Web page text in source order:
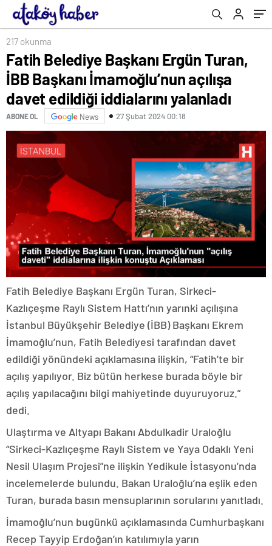
iddialarını yalanladı
217 okunma
Fatih Belediye Başkanı Ergün Turan,
İBB Başkanı İmamoğlu’nun açılışa
davet edildiği iddialarını yalanladı
ABONE OL News 27 Şubat 2024 00:18
Fatih Belediye Başkanı Ergün Turan, Sirkeci-
Kazlıçeşme Raylı Sistem Hattı’nın yarınki açılışına
İstanbul Büyükşehir Belediye (İBB) Başkanı Ekrem
İmamoğlu’nun, Fatih Belediyesi tarafından davet
edildiği yönündeki açıklamasına ilişkin, “Fatih’te bir
açılış yapılıyor. Biz bütün herkese burada böyle bir
açılış yapılacağını bilgi mahiyetinde duyuruyoruz.”
dedi.
Ulaştırma ve Altyapı Bakanı Abdulkadir Uraloğlu
“Sirkeci-Kazlıçeşme Raylı Sistem ve Yaya Odaklı Yeni
Nesil Ulaşım Projesi”ne ilişkin Yedikule İstasyonu’nda
incelemelerde bulundu. Bakan Uraloğlu’na eşlik eden
Turan, burada basın mensuplarının sorularını yanıtladı.
İmamoğlu’nun bugünkü açıklamasında Cumhurbaşkanı
Recep Tayyip Erdoğan’ın katılımıyla yarın